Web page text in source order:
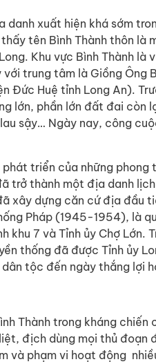
danh xuấ​t hiện khá sớm
thấy tên Bình Thành thôn
Khu vực Bình Thành
trung tâm là Giồng Ông
Đức Huệ tỉnh Long An).
lớn, phần lớn đất đai còn
sậy… Ngày nay, công
phát triển của những
trở thành một địa danh
xây dựng căn cứ địa đầu
Pháp (1945-1954), là
khu 7 và Tỉnh ủy Chợ Lớn.
thống đã được Tỉnh ủy
tộc đến ngày thắng lợi
Thành trong kháng
địch dùng mọi thủ đoạn
và phạm vi hoạt động